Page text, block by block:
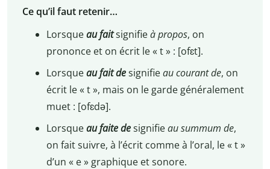
Ce qu’il faut retenir…
Lorsqueau faitsignifieà propos, on
prononce et on écrit le « t » : [ofɛt].
Lorsqueau fait designifieau courant de, on
écrit le « t », mais on le garde généralement
muet : [ofɛdə].
Lorsqueau faite designifieau summum de,
on fait suivre, à l’écrit comme à l’oral, le « t »
d’un « e » graphique et sonore.